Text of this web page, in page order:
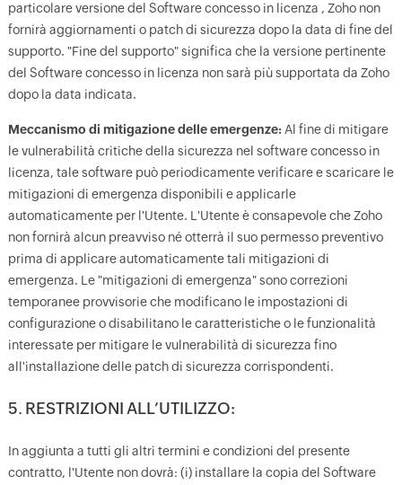
particolare versione del Software concesso in licenza , Zoho non
fornirà aggiornamenti o patch di sicurezza dopo la data di fine del
supporto. "Fine del supporto" significa che la versione pertinente
del Software concesso in licenza non sarà più supportata da Zoho
dopo la data indicata.
Meccanismo di mitigazione delle emergenze:Al fine di mitigare
le vulnerabilità critiche della sicurezza nel software concesso in
licenza, tale software può periodicamente verificare e scaricare le
mitigazioni di emergenza disponibili e applicarle
automaticamente per l'Utente. L'Utente è consapevole che Zoho
non fornirà alcun preavviso né otterrà il suo permesso preventivo
prima di applicare automaticamente tali mitigazioni di
emergenza. Le "mitigazioni di emergenza" sono correzioni
temporanee provvisorie che modificano le impostazioni di
configurazione o disabilitano le caratteristiche o le funzionalità
interessate per mitigare le vulnerabilità di sicurezza fino
all'installazione delle patch di sicurezza corrispondenti.
5. RESTRIZIONI ALL’UTILIZZO:
In aggiunta a tutti gli altri termini e condizioni del presente
contratto, l'Utente non dovrà: (i) installare la copia del Software